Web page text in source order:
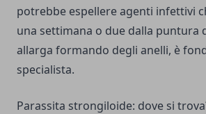
potrebbe espellere agenti infettivi
una settimana o due dalla puntura
allarga formando degli anelli, è
specialista.
Parassita strongiloide: dove si